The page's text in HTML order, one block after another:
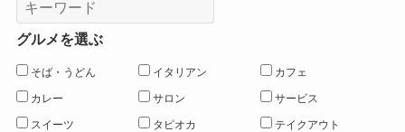
グルメを選ぶ
そば・うどん イタリアン カフェ
カレー サロン サービス
スイーツ タピオカ テイクアウト